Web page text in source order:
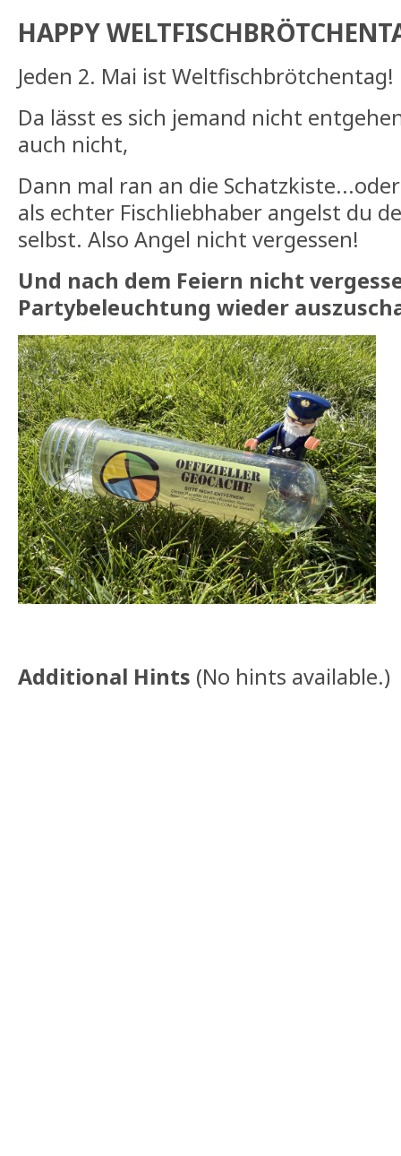
HAPPY
Jeden 2. Mai ist Weltfischbrötchentag!
Da lässt es sich jemand nicht
auch nicht,
Dann mal ran an die
als echter Fischliebhaber angelst du
selbst. Also Angel nicht vergessen!
Und nach dem Feiern nicht
Partybeleuchtung wieder
Additional Hints (No hints available.)